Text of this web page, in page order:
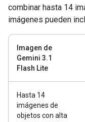
combinar hasta 14
imágenes pueden
Imagen de
Gemini 3.1
Flash Lite
Hasta 14
imágenes de
objetos con alta